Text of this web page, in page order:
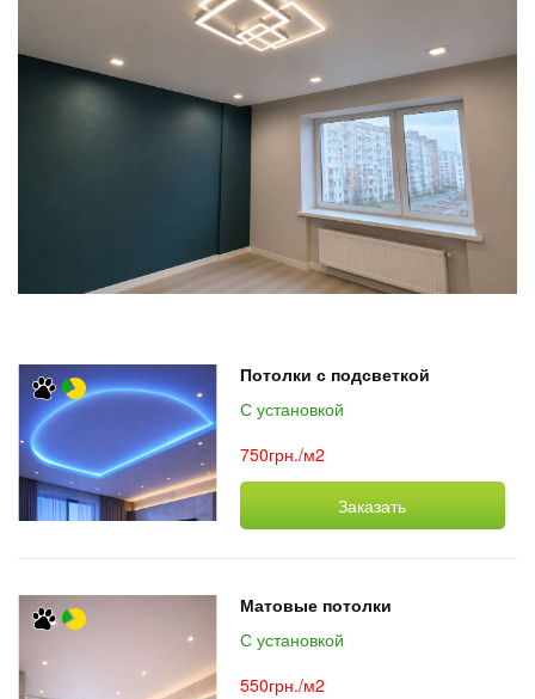
Потолки с подсветкой
С установкой
750грн./м2
Заказать
Матовые потолки
С установкой
550грн./м2